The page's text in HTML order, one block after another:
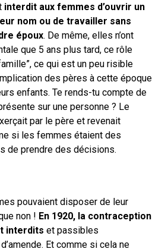
interdit aux femmes d’ouvrir un
nom ou de travailler sans
époux. De même, elles n’ont
que 5 ans plus tard, ce rôle
ce qui est un peu risible
des pères à cette époque
enfants. Te rends-tu compte de
sur une personne ? Le
par le père et revenait
si les femmes étaient des
de prendre des décisions.
pouvaient disposer de leur
non ! En 1920, la contraception
interdits et passibles
Et comme si cela ne